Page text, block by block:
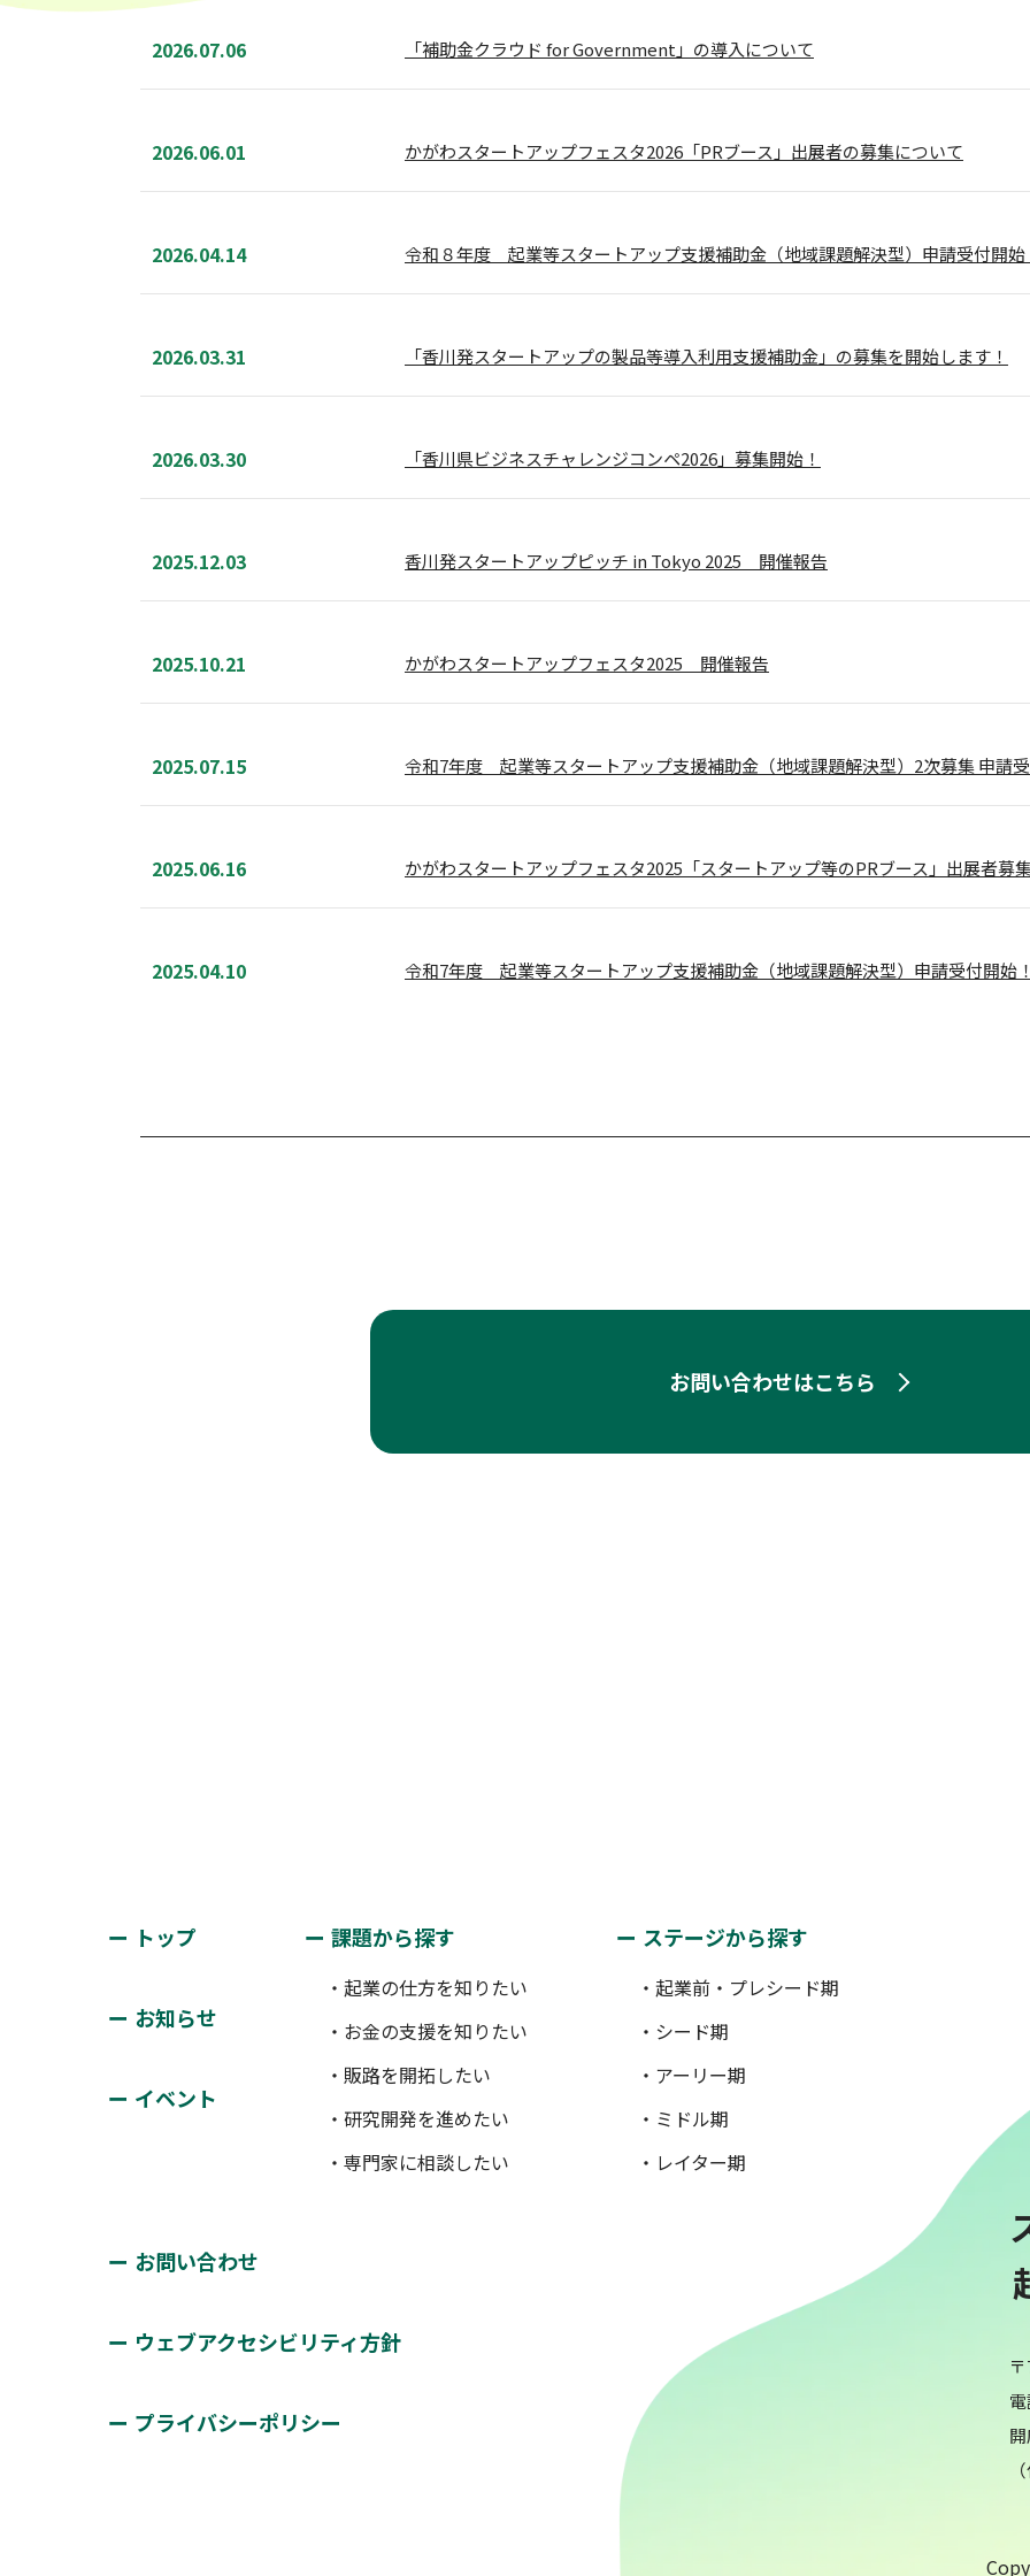
2026.07.06 「補助金クラウド for Government」の導入について
2026.06.01 かがわスタートアップフェスタ2026「PRブース」出展者の募集について
2026.04.14 令和８年度 起業等スタートアップ支援補助金（地域課題解決型）申請受付開始
2026.03.31 「香川発スタートアップの製品等導入利用支援補助金」の募集を開始します！
2026.03.30 「香川県ビジネスチャレンジコンペ2026」募集開始！
2025.12.03 香川発スタートアップピッチ in Tokyo 2025 開催報告
2025.10.21 かがわスタートアップフェスタ2025 開催報告
2025.07.15 令和7年度 起業等スタートアップ支援補助金（地域課題解決型）2次募集 申請受
2025.06.16 かがわスタートアップフェスタ2025「スタートアップ等のPRブース」出展者募
2025.04.10 令和7年度 起業等スタートアップ支援補助金（地域課題解決型）申請受付開始！
お問い合わせはこちら
トップ
お知らせ
イベント
課題から探す
・起業の仕方を知りたい
・お金の支援を知りたい
・販路を開拓したい
・研究開発を進めたい
・専門家に相談したい
ステージから探す
・起業前・プレシード期
・シード期
・アーリー期
・ミドル期
・レイター期
お問い合わせ
ウェブアクセシビリティ方針
プライバシーポリシー